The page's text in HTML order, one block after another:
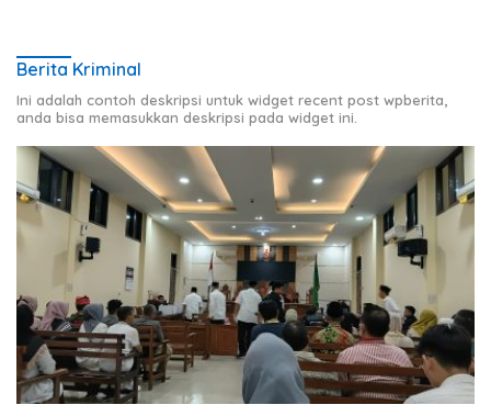
Berita Kriminal
Ini adalah contoh deskripsi untuk widget recent post wpberita,
anda bisa memasukkan deskripsi pada widget ini.